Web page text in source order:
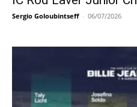
Sergio Goloubintseff - 06/07/2026